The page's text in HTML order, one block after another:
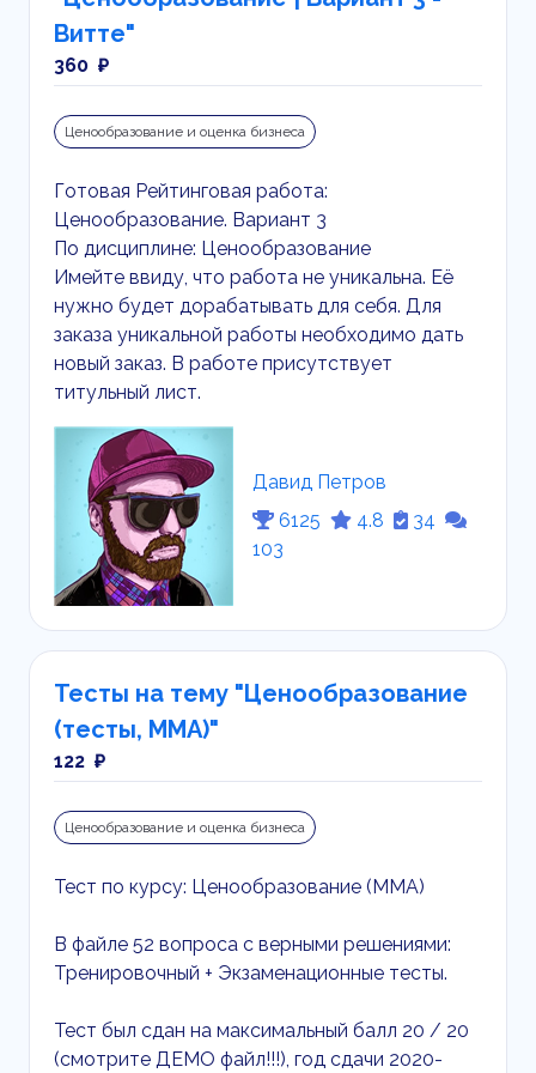
Витте"
360 ₽
Ценообразование и оценка бизнеса
Готовая Рейтинговая работа:
Ценообразование. Вариант 3
По дисциплине: Ценообразование
Имейте ввиду, что работа не уникальна. Её
нужно будет дорабатывать для себя. Для
заказа уникальной работы необходимо дать
новый заказ. В работе присутствует
титульный лист.
Давид Петров
6125
4.8
34
103
Тесты на тему "Ценообразование
(тесты, ММА)"
122 ₽
Ценообразование и оценка бизнеса
Тест по курсу: Ценообразование (ММА)
В файле 52 вопроса с верными решениями:
Тренировочный + Экзаменационные тесты.
Тест был сдан на максимальный балл 20 / 20
(смотрите ДЕМО файл!!!), год сдачи 2020-